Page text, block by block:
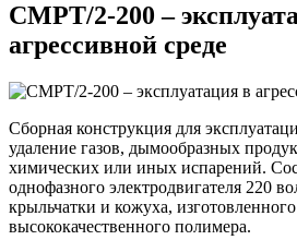
CMPT/2-200 –
агрессивной среде
Сборная конструкция для
удаление газов, дымообразных
химических или иных испарений.
однофазного электродвигателя 220
крыльчатки и кожуха,
высококачественного полимера.